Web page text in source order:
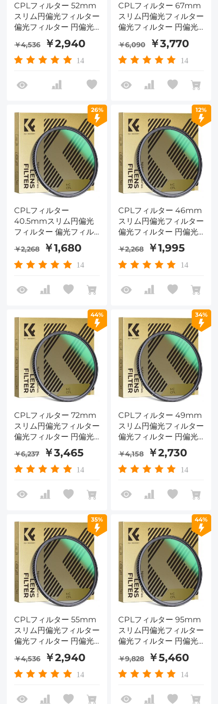
CPLフィルター 52mm
スリム円偏光フィルター
偏光フィルター 円偏光
フィルター Nano-
Dazzleシリーズ
￥4,536 ￥2,940
14
CPLフィルター 67mm
スリム円偏光フィルター
偏光フィルター 円偏光
フィルター Nano-
Dazzleシリーズ
￥6,090 ￥3,770
14
26%
CPLフィルター
40.5mmスリム円偏光
フィルター 偏光フィル
ター 円偏光フィルター
Nano-Dazzleシリーズ
￥2,268 ￥1,680
14
12%
CPLフィルター 46mm
スリム円偏光フィルター
偏光フィルター 円偏光
フィルター Nano-
Dazzleシリーズ
￥2,268 ￥1,995
14
44%
CPLフィルター 72mm
スリム円偏光フィルター
偏光フィルター 円偏光
フィルター Nano-
Dazzleシリーズ
￥6,237 ￥3,465
14
34%
CPLフィルター 49mm
スリム円偏光フィルター
偏光フィルター 円偏光
フィルター Nano-
Dazzleシリーズ
￥4,158 ￥2,730
14
35%
CPLフィルター 55mm
スリム円偏光フィルター
偏光フィルター 円偏光
フィルター Nano-
Dazzleシリーズ
￥4,536 ￥2,940
14
44%
CPLフィルター 95mm
スリム円偏光フィルター
偏光フィルター 円偏光
フィルター Nano-
Dazzleシリーズ
￥9,828 ￥5,460
14